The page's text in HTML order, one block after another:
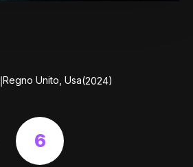
|Regno Unito, Usa(2024)
6